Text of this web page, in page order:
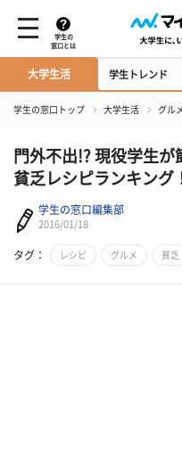
学生の
窓口とは
大学生活 学生トレンド
学生の窓口トップ 大学生活 グル
門外不出!? 現役学生
貧乏レシピランキング
学生の窓口編集部
2016/01/18
タグ： レシピ グルメ 貧乏